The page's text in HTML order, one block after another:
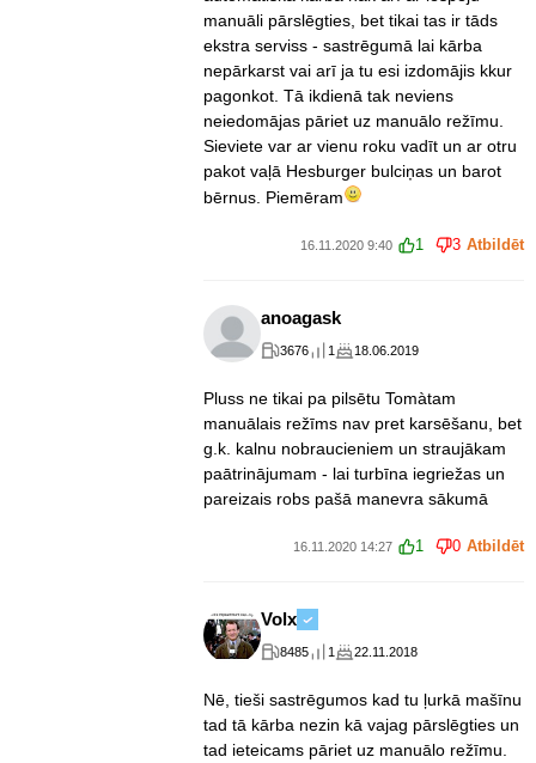
manuāli pārslēgties, bet tikai tas ir tāds
ekstra serviss - sastrēgumā lai kārba
nepārkarst vai arī ja tu esi izdomājis kkur
pagonkot. Tā ikdienā tak neviens
neiedomājas pāriet uz manuālo režīmu.
Sieviete var ar vienu roku vadīt un ar otru
pakot vaļā Hesburger bulciņas un barot
bērnus. Piemēram
16.11.2020 9:40 1 3 Atbildēt
anoagask
3676 1 18.06.2019
Pluss ne tikai pa pilsētu Tomàtam
manuālais režīms nav pret karsēšanu, bet
g.k. kalnu nobraucieniem un straujākam
paātrinājumam - lai turbīna iegriežas un
pareizais robs pašā manevra sākumā
16.11.2020 14:27 1 0 Atbildēt
Volx
8485 1 22.11.2018
Nē, tieši sastrēgumos kad tu ļurkā mašīnu
tad tā kārba nezin kā vajag pārslēgties un
tad ieteicams pāriet uz manuālo režīmu.